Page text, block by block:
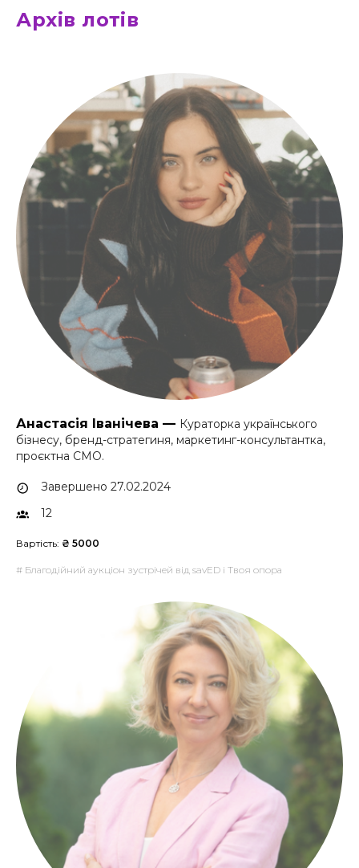
Архів лотів
Анастасія Іванічева — Кураторка українського
бізнесу, бренд-стратегиня, маркетинг-консультантка,
проєктна СМО.
Завершено 27.02.2024
12
Вартість: ₴ 5000
# Благодійний аукціон зустрічей від savED і Твоя опора